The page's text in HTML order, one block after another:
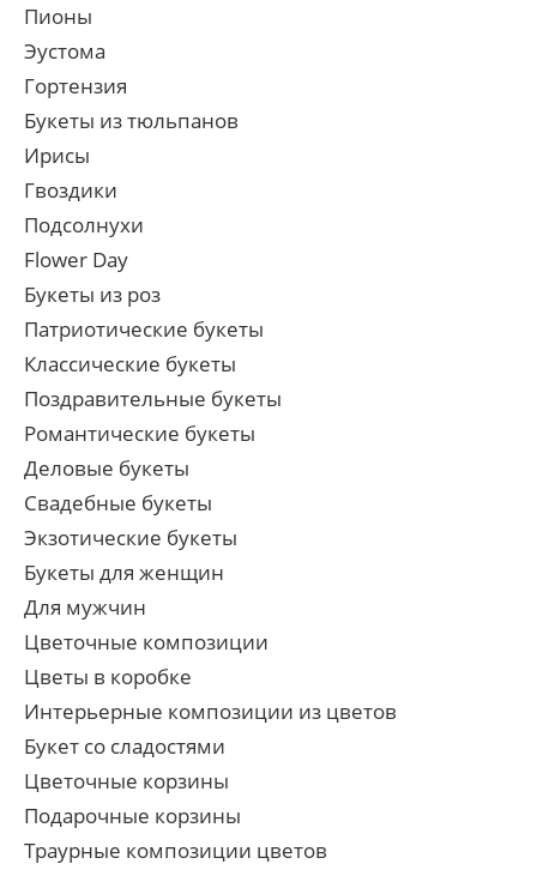
Пионы
Эустома
Гортензия
Букеты из тюльпанов
Ирисы
Гвоздики
Подсолнухи
Flower Day
Букеты из роз
Патриотические букеты
Классические букеты
Поздравительные букеты
Романтические букеты
Деловые букеты
Свадебные букеты
Экзотические букеты
Букеты для женщин
Для мужчин
Цветочные композиции
Цветы в коробке
Интерьерные композиции из цветов
Букет со сладостями
Цветочные корзины
Подарочные корзины
Траурные композиции цветов